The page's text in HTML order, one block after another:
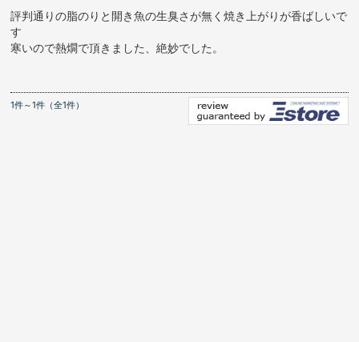
評判通りの脂のりと開き魚の生臭さが無く焼き上がりが香ばしいで
す
寒いので熱燗で頂きました、絶妙でした。
1件～1件（全1件）